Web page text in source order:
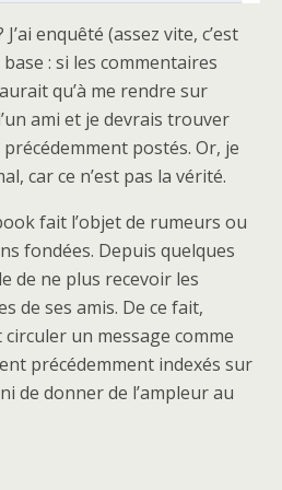
enquêté (assez vite, c’est
: si les commentaires
qu’à me rendre sur
ami et je devrais trouver
postés. Or, je
car ce n’est pas la vérité.
fait l’objet de rumeurs ou
fondées. Depuis quelques
de ne plus recevoir les
de ses amis. De ce fait,
un message comme
précédemment indexés sur
de donner de l’ampleur au